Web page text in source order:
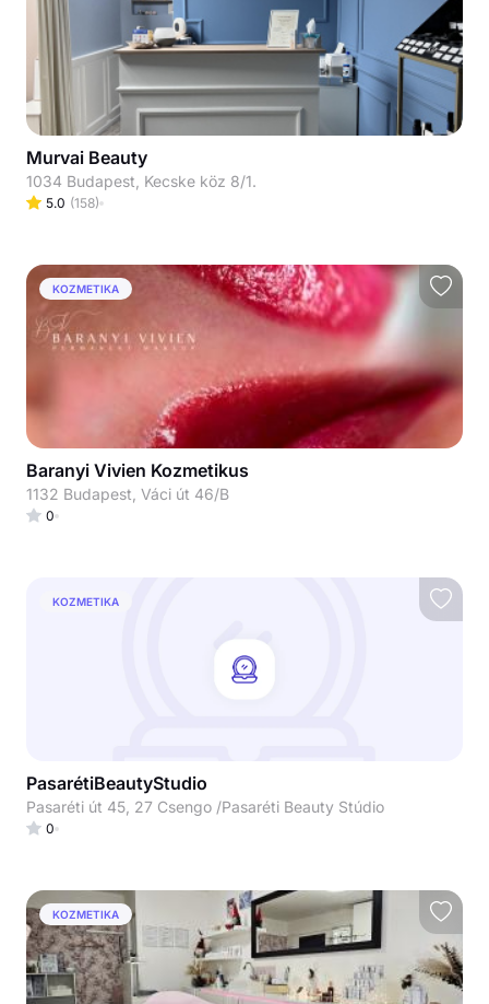
Murvai Beauty
1034 Budapest, Kecske köz 8/1.
5.0 (158)
KOZMETIKA
Baranyi Vivien Kozmetikus
1132 Budapest, Váci út 46/B
0
KOZMETIKA
PasarétiBeautyStudio
Pasaréti út 45, 27 Csengo /Pasaréti Beauty Stúdio
0
KOZMETIKA